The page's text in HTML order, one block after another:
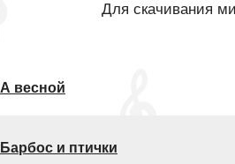
Для скачивания
А весной
Барбос и птички